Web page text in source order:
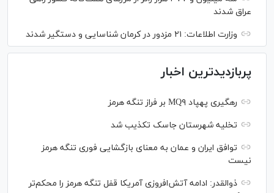
عراق شدند
وزارت اطلاعات: ۲۱ مزدور در کرمان شناسایی و دستگیر شدند
پربازدیدترین اخبار
رهگیری پهپاد MQ۹ بر فراز تنگه هرمز
تخلیه شهرستان جاسک تکذیب شد
توافق ایران و عمان به معنای بازگشایی فوری تنگه هرمز
نیست
ذوالقدر: ادامه آتش‌افروزی آمریکا قفل تنگه هرمز را محکم‌تر